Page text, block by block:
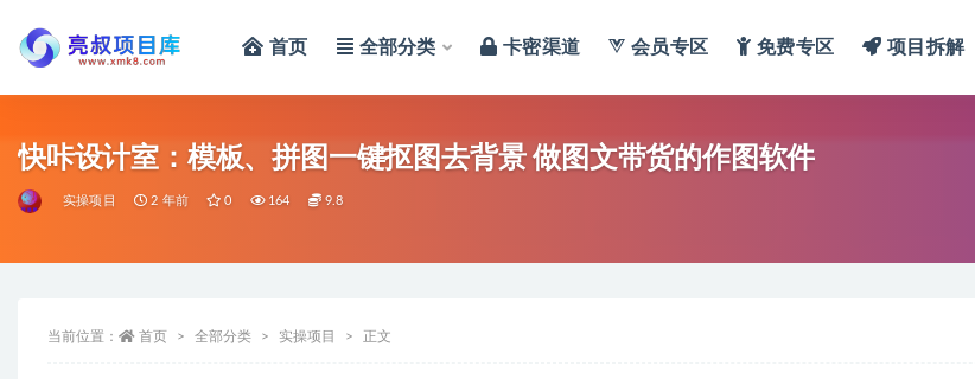
首页 全部分类 卡密渠道 会员专区 免费专区 项目拆解
快咔设计室：模板、拼图一键抠图去背景 做图文带货的作图软件
实操项目 2 年前 0 164 9.8
当前位置： 首页 全部分类 实操项目 正文